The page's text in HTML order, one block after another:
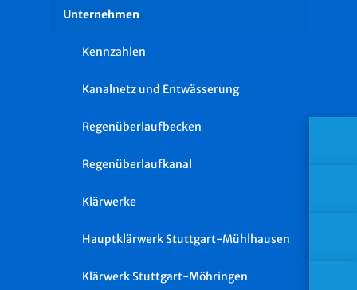
Unternehmen
Kennzahlen
Kanalnetz und Entwässerung
Regenüberlaufbecken
Regenüberlaufkanal
Klärwerke
Hauptklärwerk Stuttgart-Mühlhausen
Klärwerk Stuttgart-Möhringen